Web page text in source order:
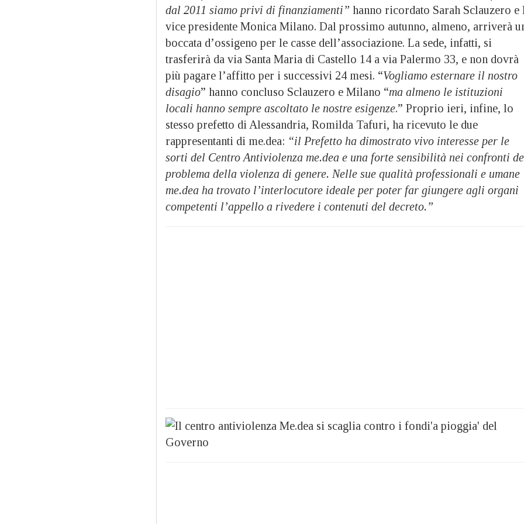
dal 2011 siamo privi di finanziamenti” hanno ricordato Sarah Sclauzero e
vice presidente Monica Milano. Dal prossimo autunno, almeno, arriverà
boccata d’ossigeno per le casse dell’associazione. La sede, infatti, si
trasferirà da via Santa Maria di Castello 14 a via Palermo 33, e non dovrà
più pagare l’affitto per i successivi 24 mesi. “Vogliamo esternare il nostro
disagio” hanno concluso Sclauzero e Milano “ma almeno le istituzioni
locali hanno sempre ascoltato le nostre esigenze.” Proprio ieri, infine, lo
stesso prefetto di Alessandria, Romilda Tafuri, ha ricevuto le due
rappresentanti di me.dea: “il Prefetto ha dimostrato vivo interesse per le
sorti del Centro Antiviolenza me.dea e una forte sensibilità nei confronti
problema della violenza di genere. Nelle sue qualità professionali e umane
me.dea ha trovato l’interlocutore ideale per poter far giungere agli organi
competenti l’appello a rivedere i contenuti del decreto.”